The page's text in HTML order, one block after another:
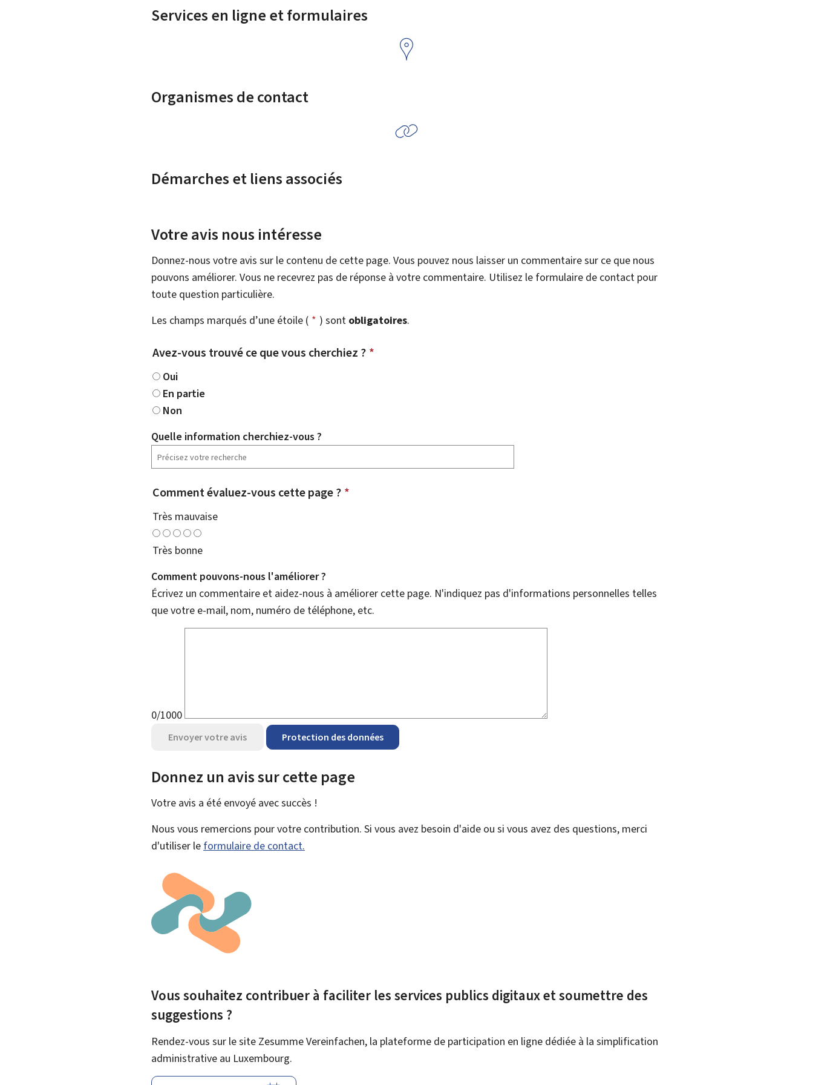
Services en ligne et formulaires
Organismes de contact
Démarches et liens associés
Votre avis nous intéresse
Donnez-nous votre avis sur le contenu de cette page. Vous pouvez nous laisser un commentaire sur ce que nous
pouvons améliorer. Vous ne recevrez pas de réponse à votre commentaire. Utilisez le formulaire de contact pour
toute question particulière.
Les champs marqués d’une étoile ( * ) sont obligatoires.
Avez-vous trouvé ce que vous cherchiez ? *
Oui
En partie
Non
Quelle information cherchiez-vous ?
Comment évaluez-vous cette page ? *
Très mauvaise
Très bonne
Comment pouvons-nous l'améliorer ?
Écrivez un commentaire et aidez-nous à améliorer cette page. N'indiquez pas d'informations personnelles telles
que votre e-mail, nom, numéro de téléphone, etc.
0/1000
Envoyer votre avis Protection des données
Donnez un avis sur cette page
Votre avis a été envoyé avecsuccès !
Nous vous remercions pour votre contribution. Si vous avez besoin d'aide ou si vous avez des questions, merci
d'utiliser le formulaire de contact.
Vous souhaitez contribuer à faciliter les services publics digitaux et soumettre des
suggestions ?
Rendez-vous sur le site Zesumme Vereinfachen, la plateforme de participation en ligne dédiée à la simplification
administrative au Luxembourg.